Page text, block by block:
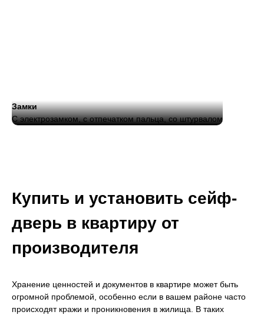
Замки
С электрозамком, с отпечатком пальца, со штурвалом
Купить и установить сейф-
дверь в квартиру от
производителя
Хранение ценностей и документов в квартире может быть
огромной проблемой, особенно если в вашем районе часто
происходят кражи и проникновения в жилища. В таких